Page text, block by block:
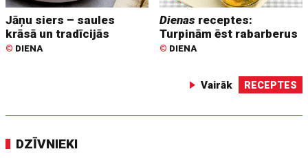
Jāņu siers – saules
krāsā un tradīcijās
© DIENA
Dienas receptes:
Turpinām ēst rabarberus
© DIENA
Vairāk RECEPTES
DZĪVNIEKI